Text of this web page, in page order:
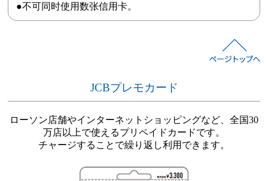
●不可同时使用数张信用卡。
JCBプレモカード
ローソン店舗やインターネットショッピングなど、全国30
万店以上で使えるプリペイドカードです。
チャージすることで繰り返し利用できます。